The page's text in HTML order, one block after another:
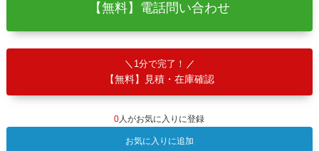
【無料】電話問い合わせ
1分で完了！
【無料】見積・在庫確認
0人がお気に入りに登録
お気に入りに追加